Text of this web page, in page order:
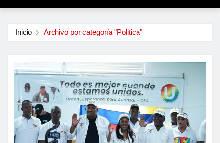
Inicio Archivo por categoría "Politica"